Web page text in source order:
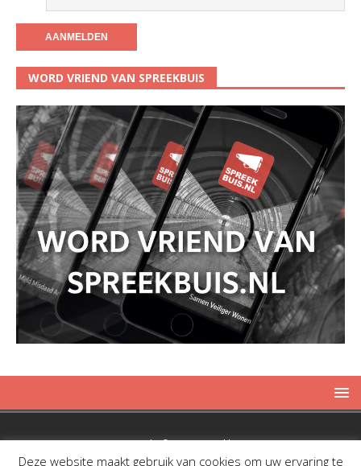
WORD VRIEND VAN SPREEKBUIS
Copyright © 2019 Spreekbuis
Deze website maakt gebruik van cookies om uw ervaring te